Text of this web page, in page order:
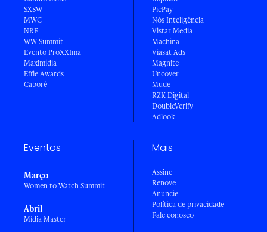
SXSW
MWC
NRF
WW Summit
Evento ProXXIma
Maximídia
Effie Awards
Caboré
PicPay
Nós Inteligência
Vistar Media
Machina
Viasat Ads
Magnite
Uncover
Mude
RZK Digital
DoubleVerify
Adlook
Eventos
Março
Women to Watch Summit
Abril
Mídia Master
Mais
Assine
Renove
Anuncie
Política de privacidade
Fale conosco